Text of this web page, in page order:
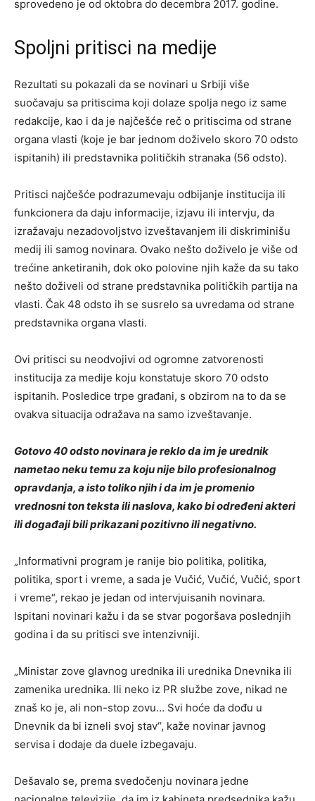
sprovedeno je od oktobra do decembra 2017. godine.
Spoljni pritisci na medije
Rezultati su pokazali da se novinari u Srbiji više
suočavaju sa pritiscima koji dolaze spolja nego iz same
redakcije, kao i da je najčešće reč o pritiscima od strane
organa vlasti (koje je bar jednom doživelo skoro 70 odsto
ispitanih) ili predstavnika političkih stranaka (56 odsto).
Pritisci najčešće podrazumevaju odbijanje institucija ili
funkcionera da daju informacije, izjavu ili intervju, da
izražavaju nezadovoljstvo izveštavanjem ili diskriminišu
medij ili samog novinara. Ovako nešto doživelo je više od
trećine anketiranih, dok oko polovine njih kaže da su tako
nešto doživeli od strane predstavnika političkih partija na
vlasti. Čak 48 odsto ih se susrelo sa uvredama od strane
predstavnika organa vlasti.
Ovi pritisci su neodvojivi od ogromne zatvorenosti
institucija za medije koju konstatuje skoro 70 odsto
ispitanih. Posledice trpe građani, s obzirom na to da se
ovakva situacija odražava na samo izveštavanje.
Gotovo 40 odsto novinara je reklo da im je urednik
nametao neku temu za koju nije bilo profesionalnog
opravdanja, a isto toliko njih i da im je promenio
vrednosni ton teksta ili naslova, kako bi određeni akteri
ili događaji bili prikazani pozitivno ili negativno.
„Informativni program je ranije bio politika, politika,
politika, sport i vreme, a sada je Vučić, Vučić, Vučić, sport
i vreme“, rekao je jedan od intervjuisanih novinara.
Ispitani novinari kažu i da se stvar pogoršava poslednjih
godina i da su pritisci sve intenzivniji.
„Ministar zove glavnog urednika ili urednika Dnevnika ili
zamenika urednika. Ili neko iz PR službe zove, nikad ne
znaš ko je, ali non-stop zovu… Svi hoće da dođu u
Dnevnik da bi izneli svoj stav“, kaže novinar javnog
servisa i dodaje da duele izbegavaju.
Dešavalo se, prema svedočenju novinara jedne